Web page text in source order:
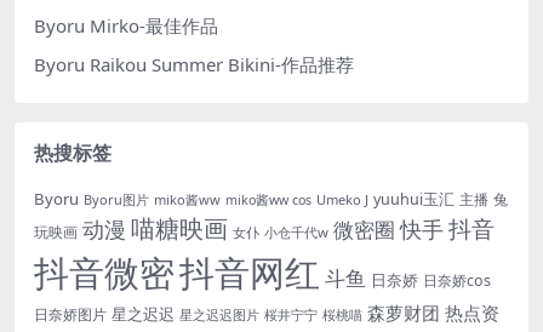
Byoru Mirko-最佳作品
Byoru Raikou Summer Bikini-作品推荐
热搜标签
Byoru Byoru图片 miko酱ww miko酱ww cos Umeko J yuuhui玉汇 主播 兔
玩映画 动漫 喵糖映画 女仆 小仓千代w 微密圈 快手抖音
抖音微密抖音网红 斗鱼 日奈娇 日奈娇cos
日奈娇图片 星之迟迟 星之迟迟图片 桜井宁宁 桜桃喵 森萝财团 热点资